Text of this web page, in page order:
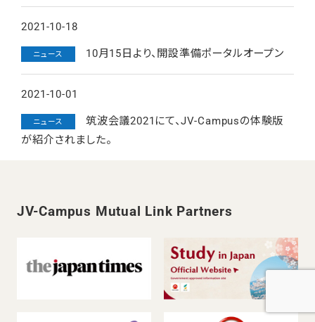
2021-10-18
ニュース 10月15日より、開設準備ポータルオープン
2021-10-01
ニュース
筑波会議2021にて、JV-Campusの体験版
が紹介されました。
JV-Campus Mutual Link Partners